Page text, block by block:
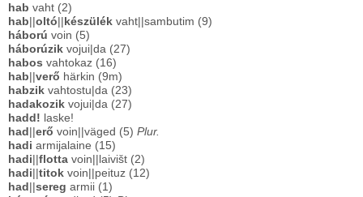
hab vaht (2)
hab oltó készülék vaht||sambutim (9)
háború voin (5)
háborúzik vojui|da (27)
habos vahtokaz (16)
hab verő härkin (9m)
habzik vahtostu|da (23)
hadakozik vojui|da (27)
hadd! laske!
had
erő voin||väged (5) Plur.
hadi armijalaine (15)
hadi flotta voin||laivišt (2)
hadi titok voin||peituz (12)
had
sereg armii (1)